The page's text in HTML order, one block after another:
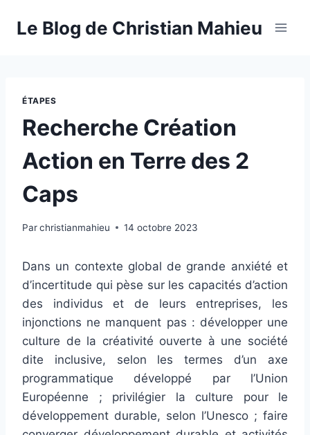
Le Blog de Christian Mahieu
ÉTAPES
Recherche Création
Action en Terre des 2
Caps
Parchristianmahieu 14 octobre 2023
Dans un contexte global de grande anxiété et
d’incertitude qui pèse sur les capacités d’action
des individus et de leurs entreprises, les
injonctions ne manquent pas : développer une
culture de la créativité ouverte à une société
dite inclusive, selon les termes d’un axe
programmatique développé par l’Union
Européenne ; privilégier la culture pour le
développement durable, selon l’Unesco ; faire